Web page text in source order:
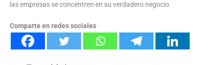
las empresas se concentren en su verdadero negocio.
Comparte en redes sociales